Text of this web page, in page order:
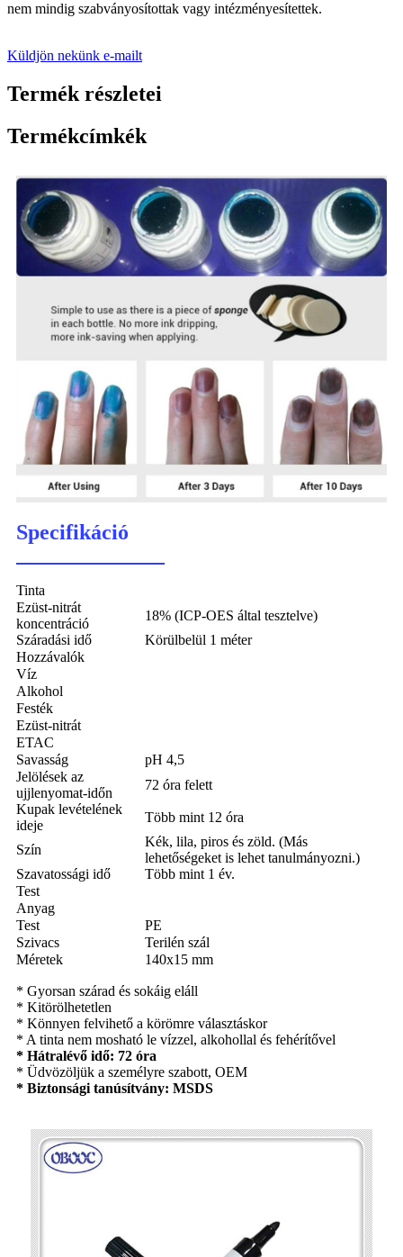
nem mindig szabványosítottak vagy intézményesítettek.
Küldjön nekünk e-mailt
Termék részletei
Termékcímkék
Specifikáció
Tinta
Ezüst-nitrát
koncentráció
18% (ICP-OES által tesztelve)
Száradási idő
Körülbelül 1 méter
Hozzávalók
Víz
Alkohol
Festék
Ezüst-nitrát
ETAC
Savasság
pH 4,5
Jelölések az
ujjlenyomat-időn
72 óra felett
Kupak levételének
ideje
Több mint 12 óra
Szín
Kék, lila, piros és zöld. (Más
lehetőségeket is lehet tanulmányozni.)
Szavatossági idő
Több mint 1 év.
Test
Anyag
Test
PE
Szivacs
Terilén szál
Méretek
140x15 mm
* Gyorsan szárad és sokáig eláll
* Kitörölhetetlen
* Könnyen felvihető a körömre választáskor
* A tinta nem mosható le vízzel, alkohollal és fehérítővel
* Hátralévő idő: 72 óra
* Üdvözöljük a személyre szabott, OEM
* Biztonsági tanúsítvány: MSDS